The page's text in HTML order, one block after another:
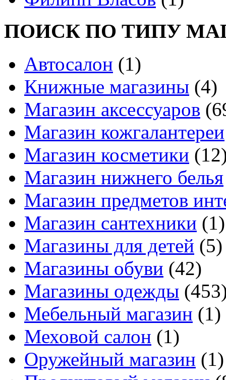
ПОИСК ПО ТИПУ
Автосалон (1)
Книжные магазины (4)
Магазин аксессуаров
Магазин кожгалантереи
Магазин косметики
Магазин нижнего белья
Магазин предметов
Магазин сантехники (1)
Магазины для детей (5)
Магазины обуви (42)
Магазины одежды
Мебельный магазин (1)
Меховой салон (1)
Оружейный магазин (1)